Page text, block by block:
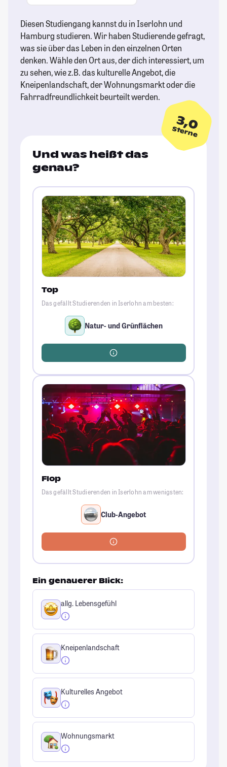
Diesen Studiengang kannst du in Iserlohn und
Hamburg studieren. Wir haben Studierende gefragt,
was sie über das Leben in den einzelnen Orten
denken. Wähle den Ort aus, der dich interessiert, um
zu sehen, wie z.B. das kulturelle Angebot, die
Kneipenlandschaft, der Wohnungsmarkt oder die
Fahrradfreundlichkeit beurteilt werden.
3,0
Sterne
Und was heißt das
genau?
Top
Das gefällt Studierenden in Iserlohn am besten:
Natur- und Grünflächen
Flop
Das gefällt Studierenden in Iserlohn am wenigsten:
Club-Angebot
Ein genauerer Blick:
allg. Lebensgefühl
Kneipenlandschaft
Kulturelles Angebot
Wohnungsmarkt